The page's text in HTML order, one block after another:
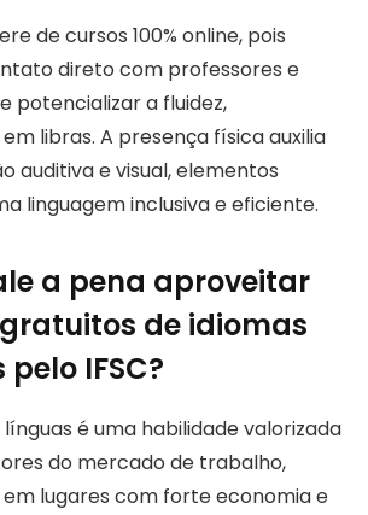
de cursos 100% online, pois
direto com professores e
potencializar a fluidez,
libras. A presença física auxilia
auditiva e visual, elementos
linguagem inclusiva e eficiente.
a pena aproveitar
de idiomas
IFSC?
é uma habilidade valorizada
do mercado de trabalho,
lugares com forte economia e